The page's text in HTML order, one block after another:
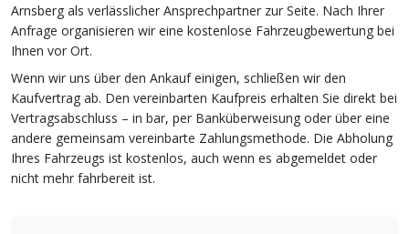
Arnsberg als verlässlicher Ansprechpartner zur Seite. Nach Ihrer
Anfrage organisieren wir eine kostenlose Fahrzeugbewertung bei
Ihnen vor Ort.
Wenn wir uns über den Ankauf einigen, schließen wir den
Kaufvertrag ab. Den vereinbarten Kaufpreis erhalten Sie direkt bei
Vertragsabschluss – in bar, per Banküberweisung oder über eine
andere gemeinsam vereinbarte Zahlungsmethode. Die Abholung
Ihres Fahrzeugs ist kostenlos, auch wenn es abgemeldet oder
nicht mehr fahrbereit ist.